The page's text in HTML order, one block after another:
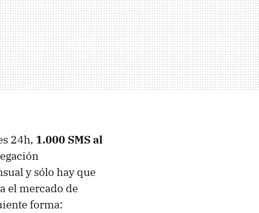
24h, 1.000 SMSal
y sólo hay que
el mercado de
forma: